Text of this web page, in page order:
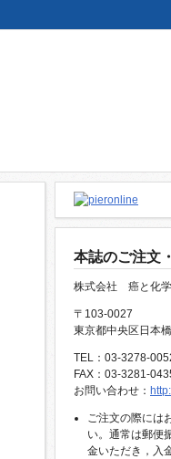
本誌のご注文
株式会社 癌と化
〒103-0027
東京都中央区日本
TEL：03-3278-
FAX：03-3281-
お問い合わせ：
ご注文の際には
い。通常は郵便
金いただき，入